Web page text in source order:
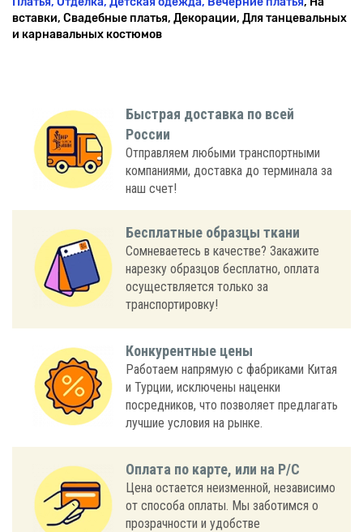
вставки, Свадебные платья, Декорации, Для танцевальных
и карнавальных костюмов
Быстрая доставка по всей
России
Отправляем любыми транспортными
компаниями, доставка до терминала за
наш счет!
Бесплатные образцы ткани
Сомневаетесь в качестве? Закажите
нарезку образцов бесплатно, оплата
осуществляется только за
транспортировку!
Конкурентные цены
Работаем напрямую с фабриками Китая
и Турции, исключены наценки
посредников, что позволяет предлагать
лучшие условия на рынке.
Оплата по карте, или на Р/С
Цена остается неизменной, независимо
от способа оплаты. Мы заботимся о
прозрачности и удобстве